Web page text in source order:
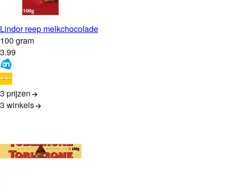
Lindor reep melkchocolade
100 gram
3.99
3 prijzen
3 winkels